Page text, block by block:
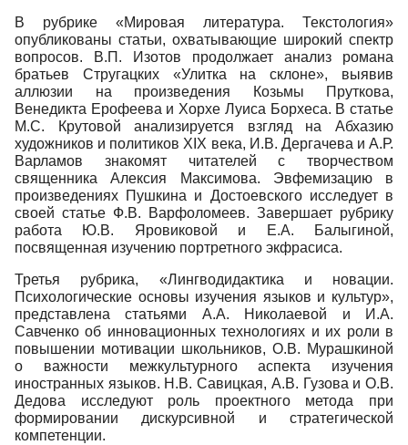
В рубрике «Мировая литература. Текстология»
опубликованы статьи, охватывающие широкий спектр
вопросов. В.П. Изотов продолжает анализ романа
братьев Стругацких «Улитка на склоне», выявив
аллюзии на произведения Козьмы Пруткова,
Венедикта Ерофеева и Хорхе Луиса Борхеса. В статье
М.С. Крутовой анализируется взгляд на Абхазию
художников и политиков XIX века, И.В. Дергачева и А.Р.
Варламов знакомят читателей с творчеством
священника Алексия Максимова. Эвфемизацию в
произведениях Пушкина и Достоевского исследует в
своей статье Ф.В. Варфоломеев. Завершает рубрику
работа Ю.В. Яровиковой и Е.А. Балыгиной,
посвященная изучению портретного экфрасиса.
Третья рубрика, «Лингводидактика и новации.
Психологические основы изучения языков и культур»,
представлена статьями А.А. Николаевой и И.А.
Савченко об инновационных технологиях и их роли в
повышении мотивации школьников, О.В. Мурашкиной
о важности межкультурного аспекта изучения
иностранных языков. Н.В. Савицкая, А.В. Гузова и О.В.
Дедова исследуют роль проектного метода при
формировании дискурсивной и стратегической
компетенции.